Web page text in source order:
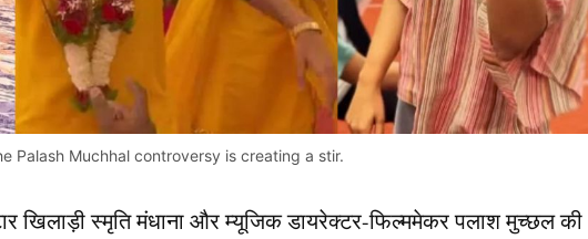
Palash Muchhal controversy is creating a stir.
खिलाड़ी स्मृति मंधाना और म्यूजिक डायरेक्टर-फिल्ममेकर पलाश मुच्छल की